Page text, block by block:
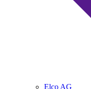
Elco AG